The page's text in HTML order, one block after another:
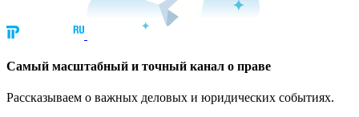
Cамый масштабный и точный канал о праве
Рассказываем о важных деловых и юридических событиях.